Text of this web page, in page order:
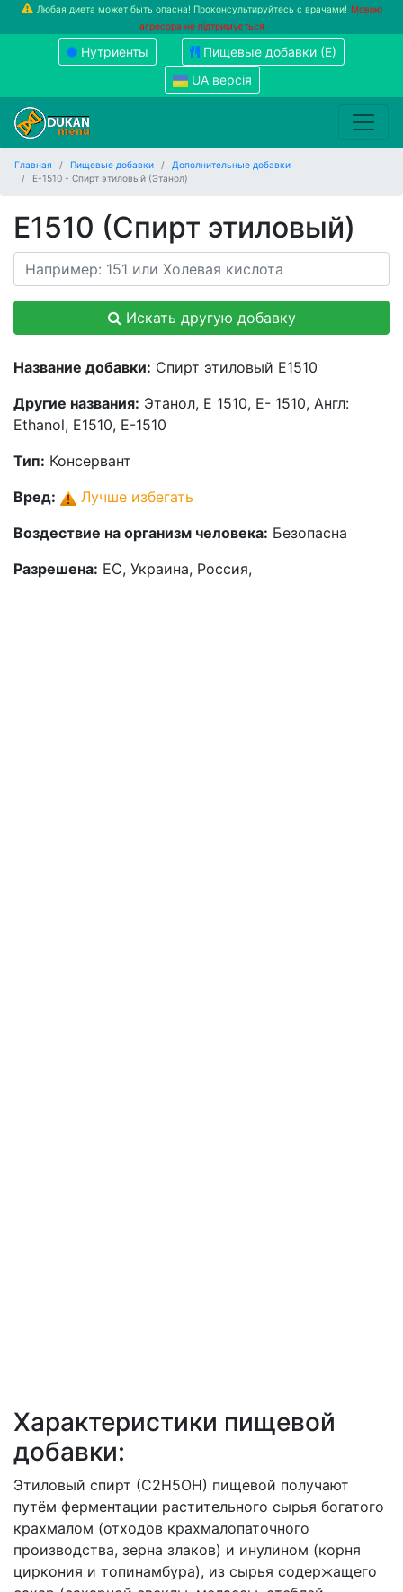
Любая диета может быть опасна! Проконсультируйтесь с врачами! Мовою
агресора не підтримується
Нутриенты
Пищевые добавки (Е)
UA версія
Главная Пищевые добавки
Дополнительные добавки
Е-1510 - Спирт этиловый (Этанол)
Е1510 (Спирт этиловый)
Искать другую добавку
Название добавки: Спирт этиловый Е1510
Другие названия: Этанол, Е 1510, Е- 1510, Англ:
Ethanol, E1510, E-1510
Тип: Консервант
Вред:
Лучше избегать
Воздествие на организм человека: Безопасна
Разрешена: ЕС, Украина, Россия,
Характеристики пищевой
добавки:
Этиловый спирт (С2Н5ОН) пищевой получают
путём ферментации растительного сырья богатого
крахмалом (отходов крахмалопаточного
производства, зерна злаков) и инулином (корня
циркония и топинамбура), из сырья содержащего